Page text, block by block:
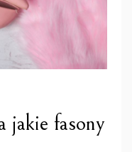
jakie fasony